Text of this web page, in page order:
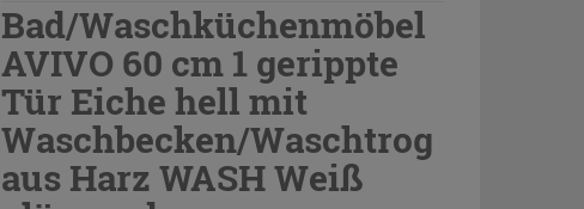
Bad/Waschküchenmöbel
AVIVO 60 cm 1 gerippte
Tür Eiche hell mit
Waschbecken/Waschtrog
aus Harz WASH Weiß